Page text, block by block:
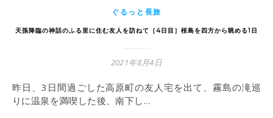
ぐるっと長旅
天孫降臨の神話のふる里に住む友人を訪ねて［4日目］桜島を四方から眺める1日
2021年8月4日
昨日、3日間過ごした高原町の友人宅を出て、霧島の滝巡
りに温泉を満喫した後、南下し…